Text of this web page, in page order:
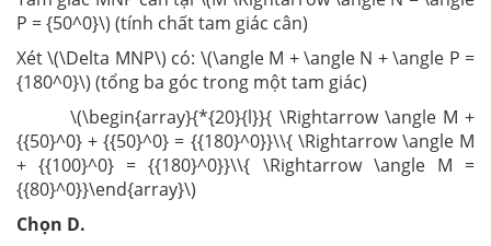
P = {50^0}\) (tính chất tam giác cân)
Xét \(\Delta MNP\) có: \(\angle M + \angle N + \angle P =
{180^0}\) (tổng ba góc trong một tam giác)
\(\begin{array}{*{20}{l}}{ \Rightarrow \angle M +
{{50}^0} + {{50}^0} = {{180}^0}}\\{ \Rightarrow \angle M
+ {{100}^0} = {{180}^0}}\\{ \Rightarrow \angle M =
{{80}^0}}\end{array}\)
Chọn D.